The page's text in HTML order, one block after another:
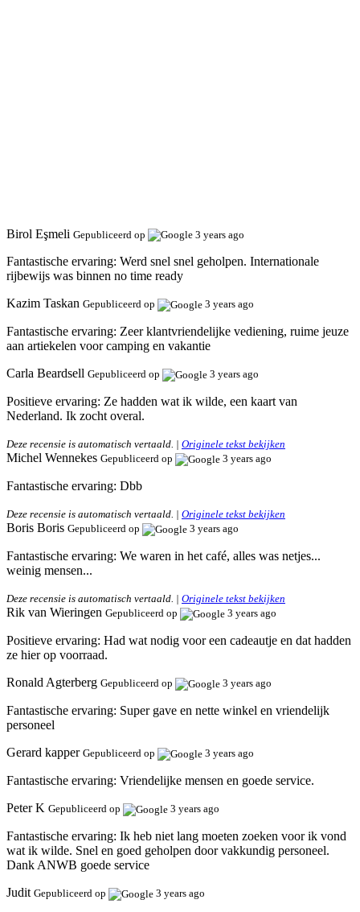
Birol Eşmeli Gepubliceerd op 3 years ago
Fantastische ervaring: Werd snel snel geholpen. Internationale
rijbewijs was binnen no time ready
Kazim Taskan Gepubliceerd op 3 years ago
Fantastische ervaring: Zeer klantvriendelijke vediening, ruime jeuze
aan artiekelen voor camping en vakantie
Carla Beardsell Gepubliceerd op 3 years ago
Positieve ervaring: Ze hadden wat ik wilde, een kaart van
Nederland. Ik zocht overal.
Deze recensie is automatisch vertaald. | Originele tekst bekijken
Michel Wennekes Gepubliceerd op 3 years ago
Fantastische ervaring: Dbb
Deze recensie is automatisch vertaald. | Originele tekst bekijken
Boris Boris Gepubliceerd op 3 years ago
Fantastische ervaring: We waren in het café, alles was netjes...
weinig mensen...
Deze recensie is automatisch vertaald. | Originele tekst bekijken
Rik van Wieringen Gepubliceerd op 3 years ago
Positieve ervaring: Had wat nodig voor een cadeautje en dat hadden
ze hier op voorraad.
Ronald Agterberg Gepubliceerd op 3 years ago
Fantastische ervaring: Super gave en nette winkel en vriendelijk
personeel
Gerard kapper Gepubliceerd op 3 years ago
Fantastische ervaring: Vriendelijke mensen en goede service.
Peter K Gepubliceerd op 3 years ago
Fantastische ervaring: Ik heb niet lang moeten zoeken voor ik vond
wat ik wilde. Snel en goed geholpen door vakkundig personeel.
Dank ANWB goede service
Judit Gepubliceerd op 3 years ago